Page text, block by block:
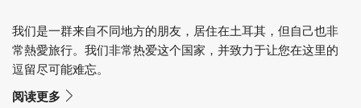
我们是一群来自不同地方的朋友，居住在土耳其，但自己也非
常熱愛旅行。我们非常热爱这个国家，并致力于让您在这里的
逗留尽可能难忘。
阅读更多